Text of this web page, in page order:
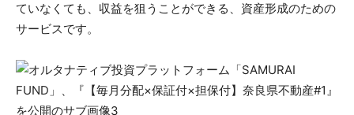
ていなくても、収益を狙うことができる、資産形成のための
サービスです。